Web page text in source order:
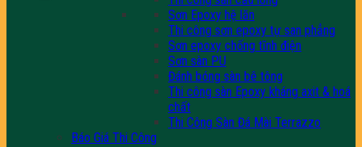
Sơn Epoxy hệ lăn
Thi công sơn epoxy tự san phẳng
Sơn epoxy chống tĩnh điện
Sơn sàn PU
Đánh bóng sàn bê tông
Thi công sàn Epoxy kháng axit & hoá
chất
Thi Công Sàn Đá Mài Terrazzo
Báo Giá Thi Công